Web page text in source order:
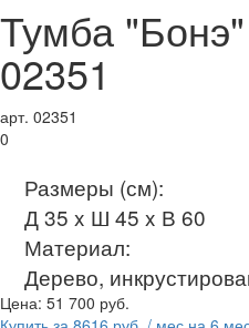
Тумба "Бонэ"
02351
арт. 02351
0
Размеры (см):
Д 35 x Ш 45 x В 60
Материал:
Дерево,
Цена: 51 700 руб.